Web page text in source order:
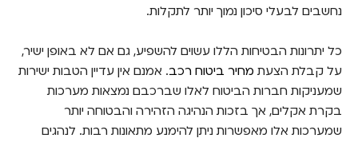
נחשבים לבעלי סיכון נמוך יותר לתקלות.
כל יתרונות הבטיחות הללו עשוים להשפיע, גם אם לא באופן ישיר,
על קבלת הצעת מחיר ביטוח רכב. אמנם אין עדיין הטבות ישירות
שמעניקות חברות הביטוח לאלו שברכבם נמצאות מערכות
בקרת אקלים, אך בזכות הנהיגה הזהירה והבטוחה יותר
שמערכות אלו מאפשרות ניתן להימנע מתאונות רבות. לנהגים